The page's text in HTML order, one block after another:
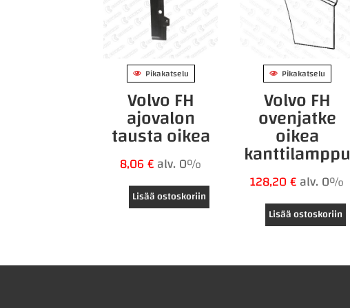
Pikakatselu
Volvo FH
ajovalon
tausta oikea
8,06€alv. 0%
Lisää ostoskoriin
Pikakatselu
Volvo FH
ovenjatke
oikea
kanttilamppu
128,20€alv. 0%
Lisää ostoskoriin